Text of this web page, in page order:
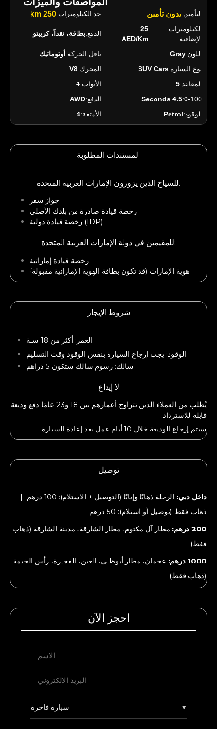
التأمين:بدون تأمين حد الكيلومترات:250 km
الكيلومترات
الإضافية:
25
AED/Km
الدفع:بطاقة، نقداً، كريبتو
اللون:Gray ناقل الحركة: أوتوماتيك
نوع السيارة:SUV Cars المحرك:V8
المقاعد:5 الأبواب:4
0-100:
4.5 Seconds الدفع:AWD
الوقود:Petrol الأمتعة:4
المستندات المطلوبة
للسياح الذين يزورون الإمارات العربية المتحدة:
جواز سفر
رخصة قيادة صادرة من بلدك الأصلي
رخصة قيادة دولية (IDP)
للمقيمين في دولة الإمارات العربية المتحدة:
رخصة قيادة إماراتية
هوية الإمارات (قد تكون بطاقة الهوية الإماراتية مقبولة)
شروط الإيجار
العمر: أكثر من 18 سنة
الوقود: يجب إرجاع السيارة بنفس الوقود وقت التسليم
سالك: رسوم سالك ستكون 5 دراهم
لا إيداع
يُطلب من العملاء الذين تتراوح أعمارهم بين 18 و23 عامًا دفع وديعة
قابلة للاسترداد.
سيتم إرجاع الوديعة خلال 10 أيام عمل بعد إعادة السيارة.
توصيل
داخل دبي:
الرحلة ذهابًا وإيابًا (التوصيل + الاستلام): 100 درهم |
ذهاب فقط (توصيل أو استلام): 50 درهم
200 درهم:
مطار آل مكتوم، مطار الشارقة، مدينة الشارقة (ذهاب
فقط)
1000 درهم:
عجمان، مطار أبوظبي، العين، الفجيرة، رأس الخيمة
(ذهاب فقط)
احجز الآن
سيارة فاخرة ▾